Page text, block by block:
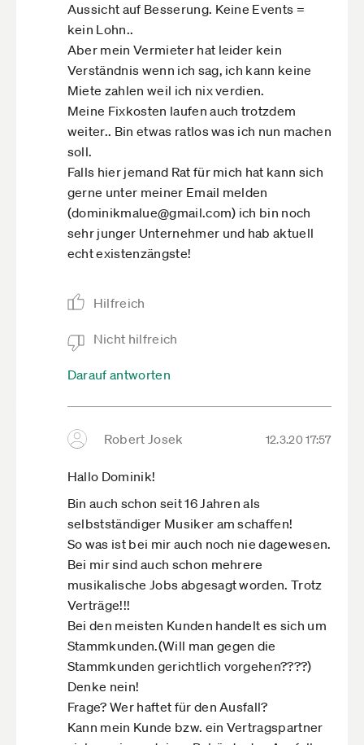
6.4 Fällt eine Veranstaltung wegen Absage
Und zum Thema Konferenzen: ... Ist die
Teilnehmerzahl nicht möglich, werden die
Teilnehmer umgehend informiert. Das
Teilnahmeentgelt wird erstattet, wenn die
Absage aufgrund einer zu geringen
Teilnahmezahl erfolgt. Ein Anspruch auf Ersatz
Arbeitsausfall ist ausgeschlossen, es sei denn,
lässigen oder vorsätzlichen Verhaltens seitens
der Leipziger Messe."
Aussicht auf Besserung. Keine Events =
kein Lohn..
Aber mein Vermieter hat leider kein
Verständnis wenn ich sag, ich kann keine
Miete zahlen weil ich nix verdien.
Meine Fixkosten laufen auch trotzdem
weiter.. Bin etwas ratlos was ich nun machen
soll.
Falls hier jemand Rat für mich hat kann sich
gerne unter meiner Email melden
(dominikmalue@gmail.com) ich bin noch
sehr junger Unternehmer und hab aktuell
echt existenzängste!
Hilfreich
Nicht hilfreich
Darauf antworten
Robert Josek 12.3.20 17:57
Hallo Dominik!
Bin auch schon seit 16 Jahren als
selbstständiger Musiker am schaffen!
So was ist bei mir auch noch nie dagewesen.
Bei mir sind auch schon mehrere
musikalische Jobs abgesagt worden. Trotz
Verträge!!!
Bei den meisten Kunden handelt es sich um
Stammkunden.(Will man gegen die
Stammkunden gerichtlich vorgehen????)
Denke nein!
Frage? Wer haftet für den Ausfall?
Kann mein Kunde bzw. ein Vertragspartner